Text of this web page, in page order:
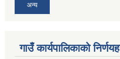
अन्य
गाउँ कार्यपालिकाको